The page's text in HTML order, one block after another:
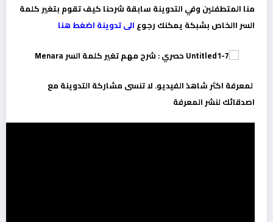
منا المتطفلين وفي التدوينة سابقة شرحنا كيف تقوم بتغير كلمة
السر االخاص بشبكة يمكنك رجوع الى تدوينة اضغط هنا
لمعرفة اكثر شاهذ الفيديو. لا تنسى مشاركة التدوينة مع
اصدقائك لنشر المعرفة